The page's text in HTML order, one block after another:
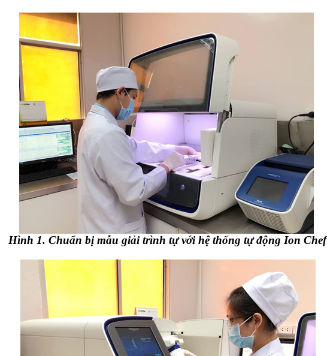
Hình 1. Chuẩn bị mẫu giải trình tự với hệ thống tự động Ion Chef